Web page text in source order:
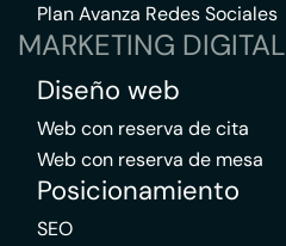
Plan Avanza Redes Sociales
MARKETING DIGITAL
Diseño web
Web con reserva de cita
Web con reserva de mesa
Posicionamiento
SEO